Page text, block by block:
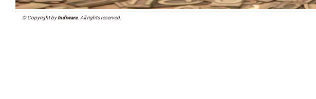
© Copyright byIndiware. All rights reserved.